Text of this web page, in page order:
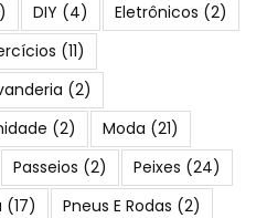
DIY (4) Eletrônicos (2)
(11)
(2)
(2) Moda (21)
Passeios (2) Peixes (24)
(17) Pneus E Rodas (2)